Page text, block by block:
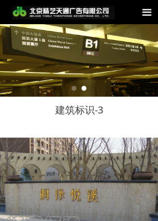
끀
建筑标识-3